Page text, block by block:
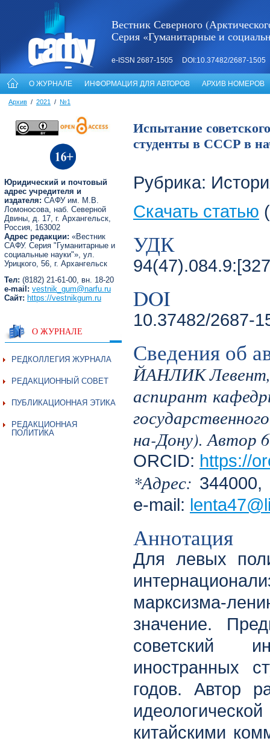
Вестник Северного
Серия «Гуманитарные и
e-ISSN 2687-1505 DOI:10.37482/2687-1505
О ЖУРНАЛЕ ИНФОРМАЦИЯ ДЛЯ АВТОРОВ АРХИВ НОМЕРОВ
Архив / 2021 / №1
Юридический и почтовый
адрес учредителя и
издателя: САФУ им. М.В.
Ломоносова, наб. Северной
Двины, д. 17, г. Архангельск,
Россия, 163002
Адрес редакции: «Вестник
САФУ. Серия "Гуманитарные и
социальные науки"», ул.
Урицкого, 56, г. Архангельск
Тел: (8182) 21-61-00, вн. 18-20
e-mail: vestnik_gum@narfu.ru
Сайт: https://vestnikgum.ru
О ЖУРНАЛЕ
РЕДКОЛЛЕГИЯ ЖУРНАЛА
РЕДАКЦИОННЫЙ СОВЕТ
ПУБЛИКАЦИОННАЯ ЭТИКА
РЕДАКЦИОННАЯ
ПОЛИТИКА
Испытание
студенты в СССР в
Рубрика:
Скачать статью
УДК
DOI
10.37482/2687-
Сведения об
ЙАНЛИК Левент,
аспирант
на-Дону). Автор
ORCID: https://
*Адрес: 344000,
e-mail:
Аннотация
Для левых
марксизма-
значение.
советский
иностранных
годов. Автор
китайскими